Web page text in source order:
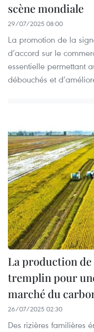
scène mondiale
29/07/2025 08:00
La promotion de la
d’accord sur le
essentielle permettant
débouchés et
La production
tremplin pour
marché du
26/07/2025 02:30
Des rizières familières